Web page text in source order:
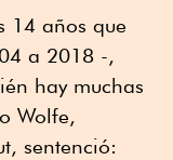
14 años que
a 2018 -,
hay muchas
Wolfe,
sentenció: